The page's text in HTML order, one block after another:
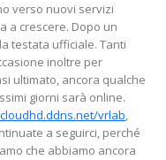
verso nuovi servizi
a crescere. Dopo un
testata ufficiale. Tanti
inoltre per
ultimato, ancora qualche
giorni sarà online.
vrlab,
a seguirci, perché
che abbiamo ancora